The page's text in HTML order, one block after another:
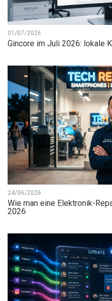
01/07/2026
Gincore im Juli 2026: lokale
24/06/2026
Wie man eine Elektronik-
2026